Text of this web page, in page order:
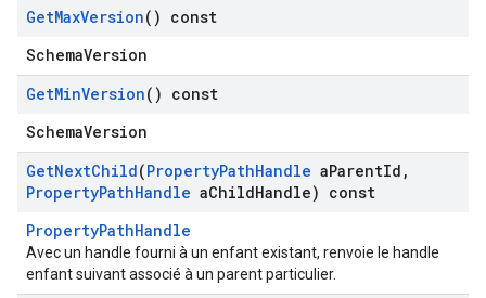
GetMaxVersion() const
SchemaVersion
GetMinVersion() const
SchemaVersion
GetNextChild(PropertyPathHandle aParentId ,
PropertyPathHandle aChildHandle) const
PropertyPathHandle
Avec un handle fourni à un enfant existant, renvoie le handle
enfant suivant associé à un parent particulier.